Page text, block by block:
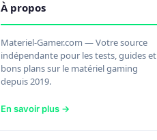
À propos
Materiel-Gamer.com — Votre source
indépendante pour les tests, guides et
bons plans sur le matériel gaming
depuis 2019.
En savoir plus →